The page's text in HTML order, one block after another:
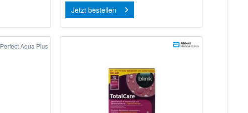
Jetzt bestellen
Perfect Aqua Plus